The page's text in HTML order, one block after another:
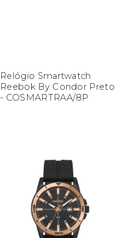
Relógio Smartwatch
Reebok By Condor Preto
- COSMARTRAA/8P